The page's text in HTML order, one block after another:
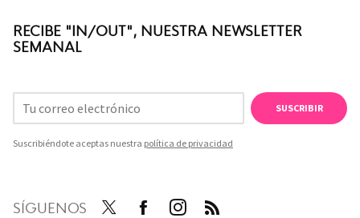
RECIBE "IN/OUT", NUESTRA NEWSLETTER
SEMANAL
SUSCRIBIR
Suscribiéndote aceptas nuestra política de privacidad
SÍGUENOS